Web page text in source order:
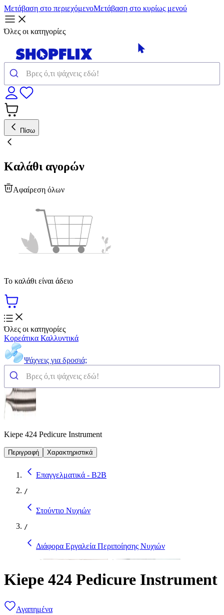
Μετάβαση στο περιεχόμενοΜετάβαση στο κυρίως μενού
Όλες οι κατηγορίες
Πίσω
Καλάθι αγορών
Αφαίρεση όλων
Το καλάθι είναι άδειο
Όλες οι κατηγορίες
Κορεάτικα Καλλυντικά
Ψάχνεις για δροσιά;
Kiepe 424 Pedicure Instrument
Περιγραφή Χαρακτηριστικά
Επαγγελματικά - B2B
/
Στούντιο Νυχιών
/
Διάφορα Εργαλεία Περιποίησης Νυχιών
Kiepe 424 Pedicure Instrument
Αγαπημένα